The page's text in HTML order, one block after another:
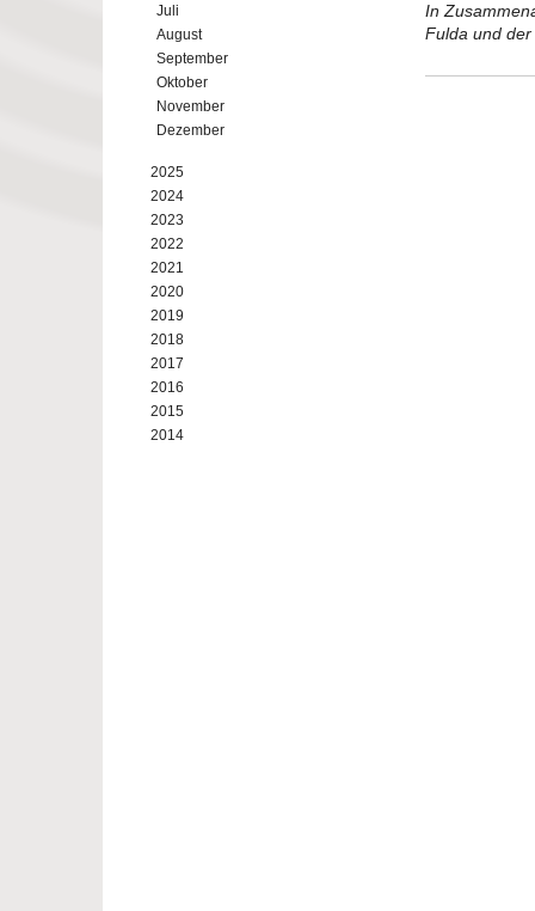
Juli
August
September
Oktober
November
Dezember
2025
2024
2023
2022
2021
2020
2019
2018
2017
2016
2015
2014
In
Fulda und